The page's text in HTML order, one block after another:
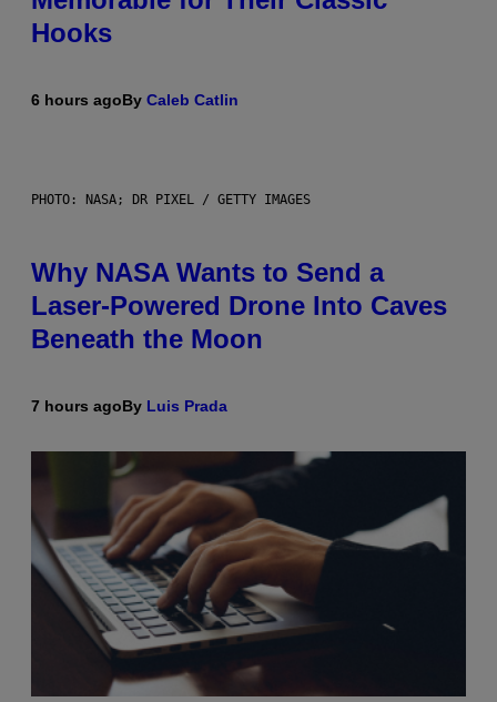
Hooks
6 hours agoBy Caleb Catlin
PHOTO: NASA; DR PIXEL / GETTY IMAGES
Why NASA Wants to Send a
Laser-Powered Drone Into Caves
Beneath the Moon
7 hours agoBy Luis Prada